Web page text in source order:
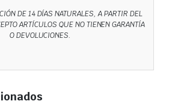
DE 14 DÍAS NATURALES, A PARTIR DEL
ARTÍCULOS QUE NO TIENEN GARANTÍA
O DEVOLUCIONES.